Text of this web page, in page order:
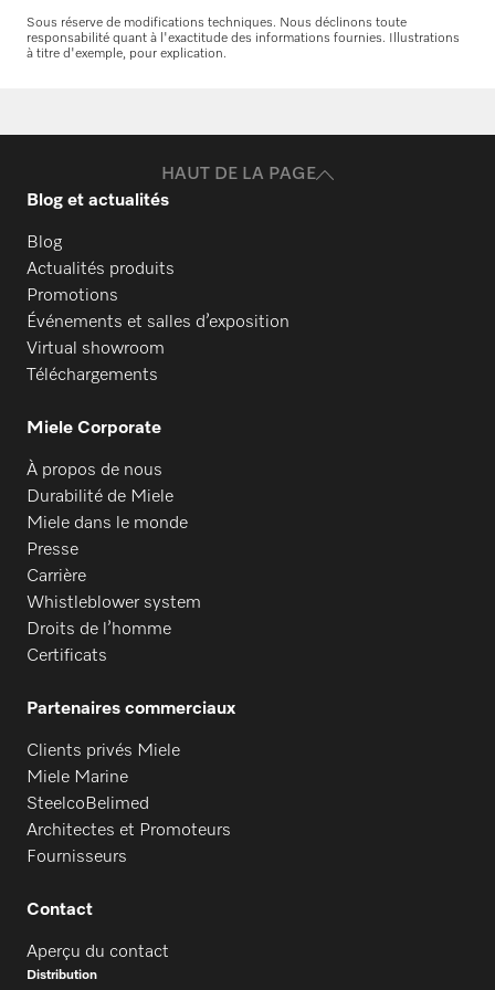
Vous avez besoin de pièces de rechange
Sous réserve de modifications techniques. Nous déclinons toute
responsabilité quant à l'exactitude des informations fournies. Illustrations
à titre d'exemple, pour explication.
HAUT DE LA PAGE
Blog et actualités
Blog
Actualités produits
Promotions
Événements et salles d’exposition
Virtual showroom
Téléchargements
Miele Corporate
À propos de nous
Durabilité de Miele
Miele dans le monde
Presse
Carrière
Whistleblower system
Droits de l’homme
Certificats
Partenaires commerciaux
Clients privés Miele
Miele Marine
SteelcoBelimed
Architectes et Promoteurs
Fournisseurs
Contact
Aperçu du contact
Distribution